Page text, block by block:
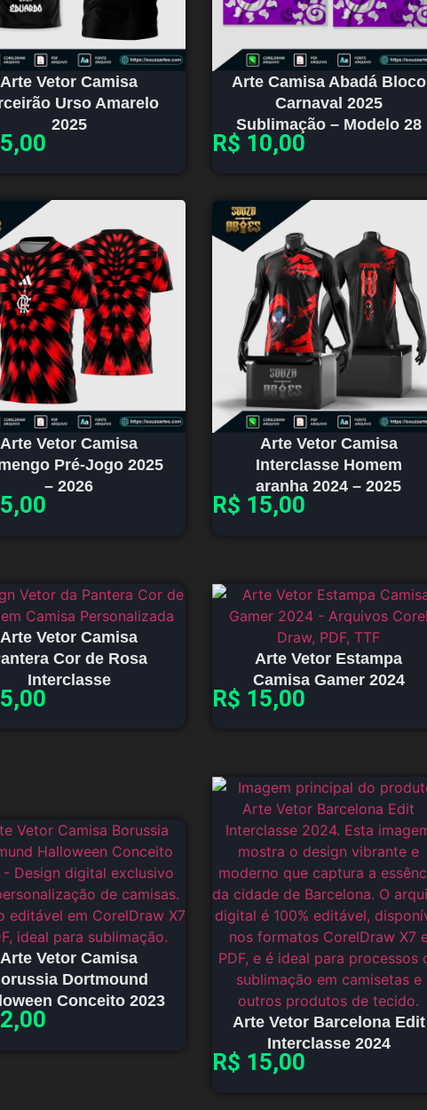
Arte Vetor Camisa
Urso Amarelo
2025
Arte Camisa Abadá Bloco
Carnaval 2025
Sublimação – Modelo 28
R$ 10,00
Arte Vetor Camisa
Pré-Jogo 2025
– 2026
Arte Vetor Camisa
Interclasse Homem
aranha 2024 – 2025
R$ 15,00
Arte Vetor Camisa
Cor de Rosa
Interclasse
Arte Vetor Estampa
Camisa Gamer 2024
R$ 15,00
Arte Vetor Camisa
Dortmound
Conceito 2023
Arte Vetor Barcelona Edit
Interclasse 2024
R$ 15,00